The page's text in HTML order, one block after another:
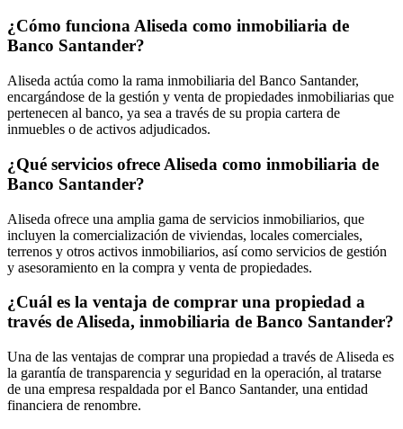
¿Cómo funciona Aliseda como inmobiliaria de
Banco Santander?
Aliseda actúa como la rama inmobiliaria del Banco Santander,
encargándose de la gestión y venta de propiedades inmobiliarias que
pertenecen al banco, ya sea a través de su propia cartera de
inmuebles o de activos adjudicados.
¿Qué servicios ofrece Aliseda como inmobiliaria de
Banco Santander?
Aliseda ofrece una amplia gama de servicios inmobiliarios, que
incluyen la comercialización de viviendas, locales comerciales,
terrenos y otros activos inmobiliarios, así como servicios de gestión
y asesoramiento en la compra y venta de propiedades.
¿Cuál es la ventaja de comprar una propiedad a
través de Aliseda, inmobiliaria de Banco Santander?
Una de las ventajas de comprar una propiedad a través de Aliseda es
la garantía de transparencia y seguridad en la operación, al tratarse
de una empresa respaldada por el Banco Santander, una entidad
financiera de renombre.